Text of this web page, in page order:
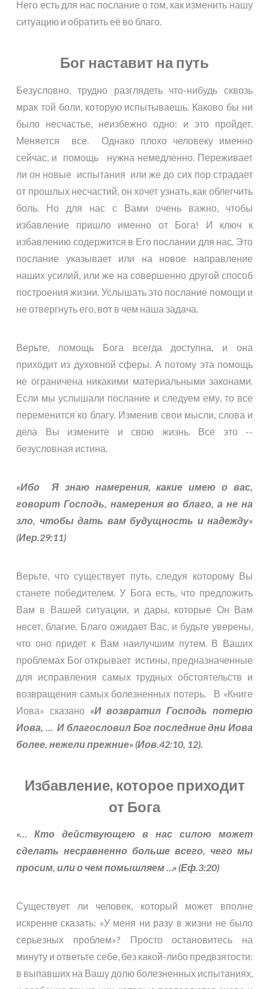
Него есть для нас послание о том, как изменить нашу
ситуацию и обратить её во благо.
Бог наставит на путь
Безусловно, трудно разглядеть что-нибудь сквозь
мрак той боли, которую испытываешь. Каково бы ни
было несчастье, неизбежно одно: и это пройдет.
Меняется все. Однако плохо человеку именно
сейчас, и помощь нужна немедленно. Переживает
ли он новые испытания или же до сих пор страдает
от прошлых несчастий, он хочет узнать, как облегчить
боль. Но для нас с Вами очень важно, чтобы
избавление пришло именно от Бога! И ключ к
избавлению содержится в Его послании для нас. Это
послание указывает или на новое направление
наших усилий, или же на совершенно другой способ
построения жизни. Услышать это послание помощи и
не отвергнуть его, вот в чем наша задача.
Верьте, помощь Бога всегда доступна, и она
приходит из духовной сферы. А потому эта помощь
не ограничена никакими материальными законами.
Если мы услышали послание и следуем ему, то все
переменится ко благу. Изменив свои мысли, слова и
дела Вы измените и свою жизнь. Все это -­
безусловная истина.
«Ибо Я знаю намерения, какие имею о вас,
говорит Господь, намерения во благо, а не на
зло, чтобы дать вам будущность и надежду»
(Иер.29:11)
Верьте, что существует путь, следуя которому Вы
станете победителем. У Бога есть, что предложить
Вам в Вашей ситуации, и дары, которые Он Вам
несет, благие. Благо ожидает Вас, и будьте уверены,
что оно придет к Вам наилучшим путем. В Ваших
проблемах Бог открывает истины, предназначенные
для исправления самых трудных обстоятельств и
возвращения самых болезненных потерь. В «Книге
Иова» сказано «И возвратил Господь потерю
Иова, … И благословил Бог последние дни Иова
более, нежели прежние» (Иов.42:10, 12).
Избавление, которое приходит
от Бога
«… Кто действующею в нас силою может
сделать несравненно больше всего, чего мы
просим, или о чем помышляем …» (Еф.3:20)
Существует ли человек, который может вполне
искренне сказать: «У меня ни разу в жизни не было
серьезных проблем»? Просто остановитесь на
минуту и ответьте себе, без какой-либо предвзятости:
в выпавших на Вашу долю болезненных испытаниях,